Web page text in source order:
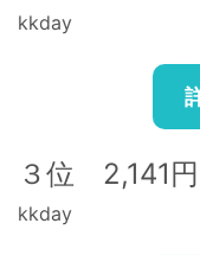
kkday
３位 2,141
kkday